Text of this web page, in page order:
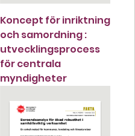
Koncept för inriktning
och samordning :
utvecklingsprocess
för centrala
myndigheter